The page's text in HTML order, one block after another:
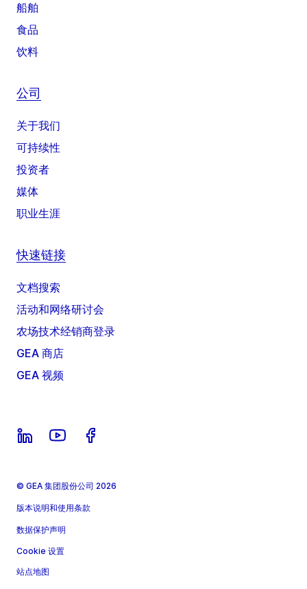
船舶
食品
饮料
公司
关于我们
可持续性
投资者
媒体
职业生涯
快速链接
文档搜索
活动和网络研讨会
农场技术经销商登录
GEA 商店
GEA 视频
© GEA 集团股份公司 2026
版本说明和使用条款
数据保护声明
Cookie 设置
站点地图